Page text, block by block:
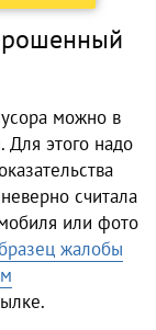
можно в
этого надо
считала
или фото
жалобы